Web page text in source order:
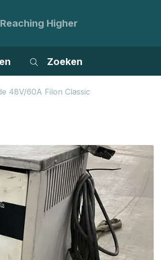
Reaching Higher
Zoeken
48V/60A Filon Classic